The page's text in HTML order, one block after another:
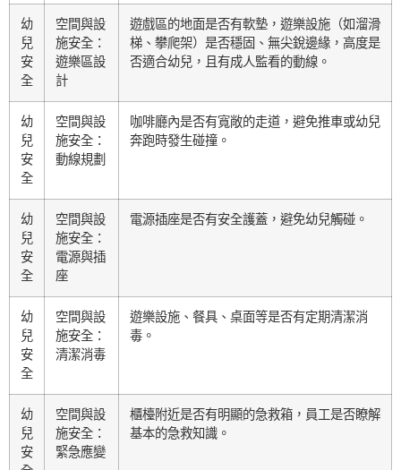
幼
兒
安
全
空間與設
施安全：
遊樂區設
計
遊戲區的地面是否有軟墊，遊樂設施（如溜滑
梯、攀爬架）是否穩固、無尖銳邊緣，高度是
否適合幼兒，且有成人監看的動線。
幼
兒
安
全
空間與設
施安全：
動線規劃
咖啡廳內是否有寬敞的走道，避免推車或幼兒
奔跑時發生碰撞。
幼
兒
安
全
空間與設
施安全：
電源與插
座
電源插座是否有安全護蓋，避免幼兒觸碰。
幼
兒
安
全
空間與設
施安全：
清潔消毒
遊樂設施、餐具、桌面等是否有定期清潔消
毒。
幼
兒
安
空間與設
施安全：
緊急應變
櫃檯附近是否有明顯的急救箱，員工是否瞭解
基本的急救知識。